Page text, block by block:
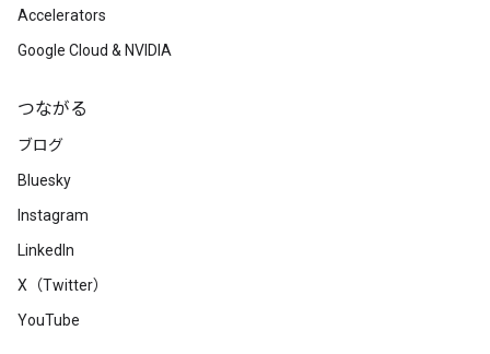
Accelerators
Google Cloud & NVIDIA
つながる
ブログ
Bluesky
Instagram
LinkedIn
X（Twitter）
YouTube